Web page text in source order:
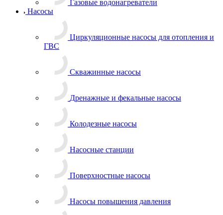
Газовые водонагреватели
Насосы
Циркуляционные насосы для отопления и
ГВС
Скважинные насосы
Дренажные и фекальные насосы
Колодезные насосы
Насосные станции
Поверхностные насосы
Насосы повышения давления